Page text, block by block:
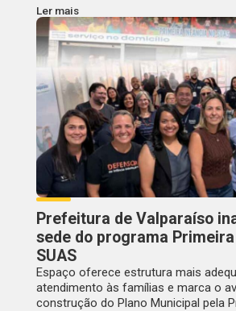
Ler mais
Prefeitura de Valparaíso
sede do programa
SUAS
Espaço oferece estrutura mais
atendimento às famílias e marca o
construção do Plano Municipal pela